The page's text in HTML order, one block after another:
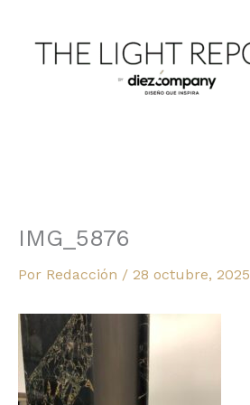
contenido
IMG_5876
Por Redacción / 28 octubre, 2025